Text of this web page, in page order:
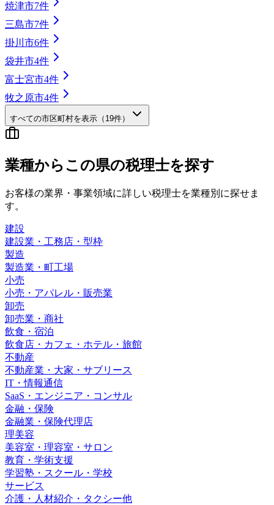
焼津市7件
三島市7件
掛川市6件
袋井市4件
富士宮市4件
牧之原市4件
すべての市区町村を表示（ 19件）
業種からこの県の税理士を探す
お客様の業界・事業領域に詳しい税理士を業種別に探せま
す。
建設
建設業・工務店・型枠
製造
製造業・町工場
小売
小売・アパレル・販売業
卸売
卸売業・商社
飲食・宿泊
飲食店・カフェ・ホテル・旅館
不動産
不動産業・大家・サブリース
IT・情報通信
SaaS・エンジニア・コンサル
金融・保険
金融業・保険代理店
理美容
美容室・理容室・サロン
教育・学術支援
学習塾・スクール・学校
サービス
介護・人材紹介・タクシー他